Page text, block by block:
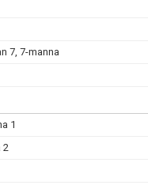
7, 7-manna
1
2